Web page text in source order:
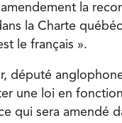
la
la Charte
le français ».
député
une loi en
qui sera amendé